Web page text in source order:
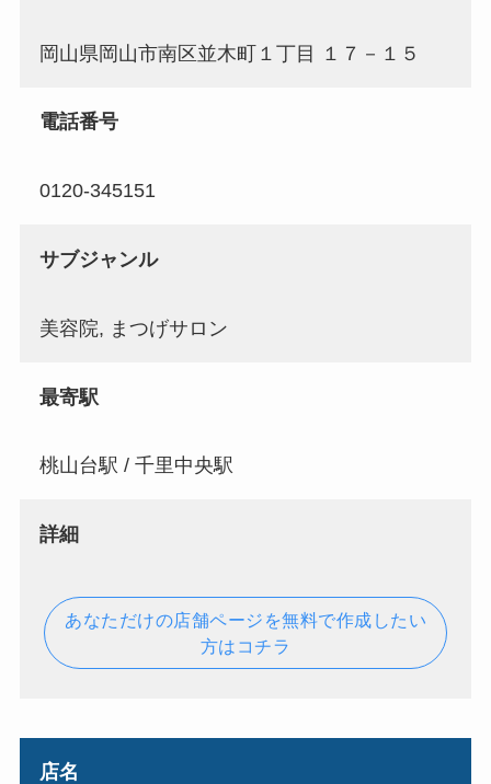
岡山県岡山市南区並木町１丁目 １７－１５
電話番号
0120-345151
サブジャンル
美容院, まつげサロン
最寄駅
桃山台駅 / 千里中央駅
詳細
あなただけの店舗ページを無料で作成したい
方はコチラ
店名